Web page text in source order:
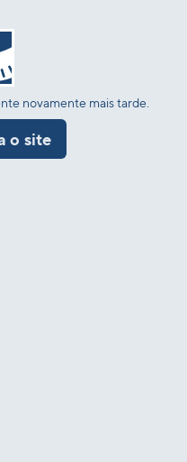
novamente mais tarde.
o site